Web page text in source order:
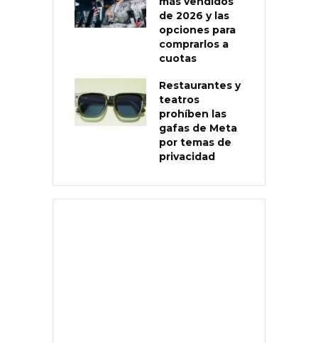
de 2026 y las
opciones para
comprarlos a
cuotas
Restaurantes y
teatros
prohíben las
gafas de Meta
por temas de
privacidad